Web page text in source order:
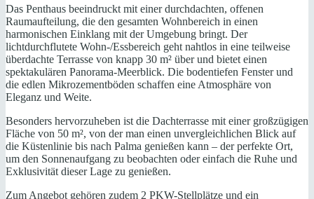
Das Penthaus beeindruckt mit einer durchdachten, offenen
Raumaufteilung, die den gesamten Wohnbereich in einen
harmonischen Einklang mit der Umgebung bringt. Der
lichtdurchflutete Wohn-/Essbereich geht nahtlos in eine teilweise
überdachte Terrasse von knapp 30 m² über und bietet einen
spektakulären Panorama-Meerblick. Die bodentiefen Fenster und
die edlen Mikrozementböden schaffen eine Atmosphäre von
Eleganz und Weite.
Besonders hervorzuheben ist die Dachterrasse mit einer großzügigen
Fläche von 50 m², von der man einen unvergleichlichen Blick auf
die Küstenlinie bis nach Palma genießen kann – der perfekte Ort,
um den Sonnenaufgang zu beobachten oder einfach die Ruhe und
Exklusivität dieser Lage zu genießen.
Zum Angebot gehören zudem 2 PKW-Stellplätze und ein